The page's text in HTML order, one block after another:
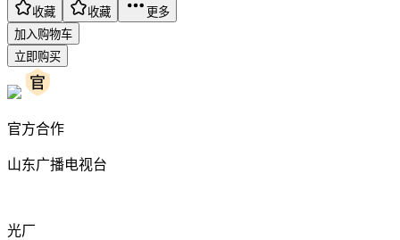
收藏 收藏
更多
加入购物车
立即购买
官方合作
山东广播电视台
光厂